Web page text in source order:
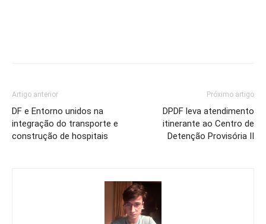
Artigo anterior
DF e Entorno unidos na
integração do transporte e
construção de hospitais
Próximo artigo
DPDF leva atendimento
itinerante ao Centro de
Detenção Provisória II